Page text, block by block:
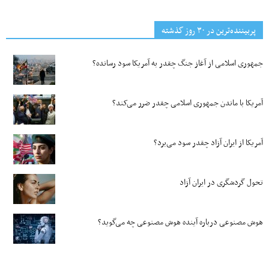
پربیننده‌ترین‌ در ۳۰ روز گذشته
جمهوری اسلامی از آغاز جنگ چقدر به آمریکا سود رسانده؟
آمریکا با ماندن جمهوری اسلامی چقدر ضرر می‌کند؟
آمریکا از ایران آزاد چقدر سود می‌برد؟
تحول گردشگری در ایران آزاد
هوش مصنوعی درباره آینده هوش مصنوعی چه می‌گوید؟